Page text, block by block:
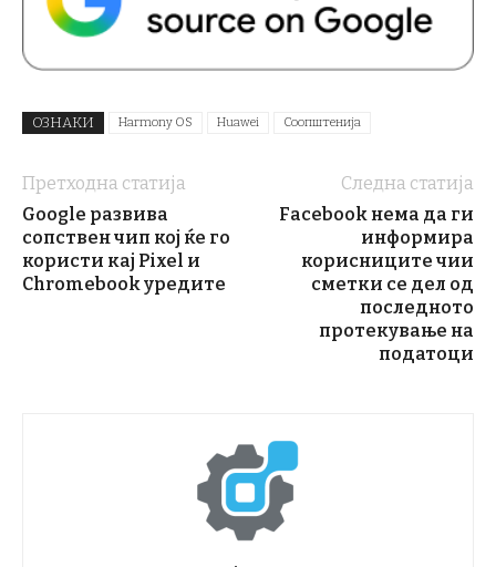
ОЗНАКИ Harmony OS Huawei Соопштенија
Претходна статија
Google развива
сопствен чип кој ќе го
користи кај Pixel и
Chromebook уредите
Следна статија
Facebook нема да ги
информира
корисниците чии
сметки се дел од
последното
протекување на
податоци